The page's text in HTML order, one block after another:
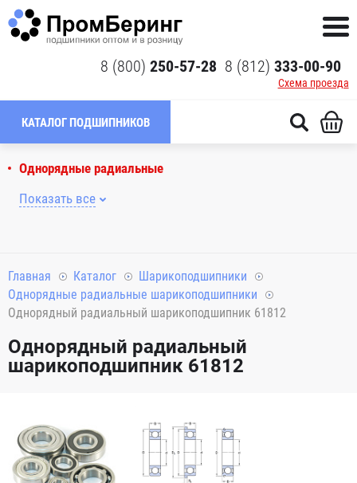
8 (800) 250-57-28 8 (812) 333-00-90
Схема проезда
КАТАЛОГ ПОДШИПНИКОВ
Однорядные радиальные
Показать все
Главная Каталог
Шарикоподшипники
Однорядные радиальные шарикоподшипники
Однорядный радиальный шарикоподшипник 61812
Однорядный радиальный
шарикоподшипник 61812